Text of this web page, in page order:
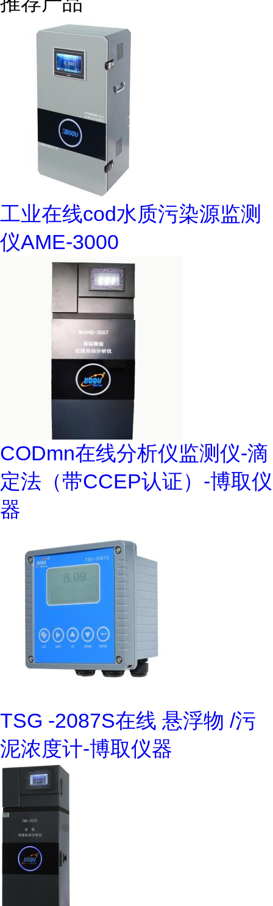
工业在线cod水质污染源监测
仪AME-3000
CODmn在线分析仪监测仪-滴
定法（带CCEP认证）-博取仪
器
TSG -2087S在线 悬浮物 /污
泥浓度计-博取仪器